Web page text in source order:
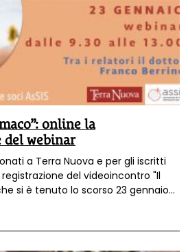
online la
del webinar
a Terra Nuova e per gli iscritti
del videoincontro "Il
si è tenuto lo scorso 23 gennaio